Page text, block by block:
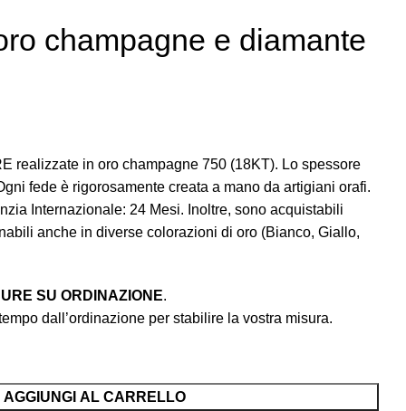
champagne e diamante
realizzate in oro champagne 750 (18KT). Lo spessore
fede è rigorosamente creata a mano da artigiani orafi.
Internazionale: 24 Mesi. Inoltre, sono acquistabili
anche in diverse colorazioni di oro (Bianco, Giallo,
SU ORDINAZIONE.
dall’ordinazione per stabilire la vostra misura.
AGGIUNGI AL CARRELLO